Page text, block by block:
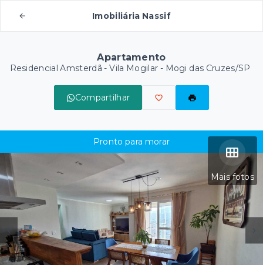
Imobiliária Nassif
Apartamento
Residencial Amsterdã -Vila Mogilar - Mogi das Cruzes/SP
Compartilhar
Mais fotos
Pronto para morar